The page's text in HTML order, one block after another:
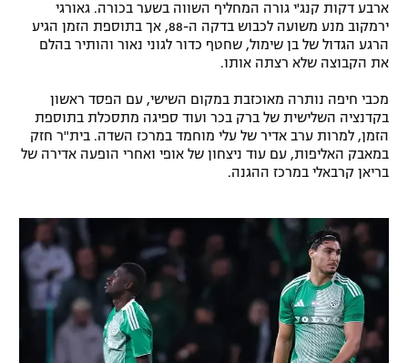
ארבע דקות קנג'י גורה המחליף השווה בשער בכורה. גאורגי
ירמקוב מנע משועה לכבוש בדקה ה-88, אך בתוספת הזמן הגיע
הרגע הגדול של בן שימול, שחטף כדור לגוני נאור והותיר בהלם
את הקבוצה שלא רצתה אותו.
מכבי חיפה נותרה מאוכזבת במקום השישי, עם הפסד ראשון
בקדנציה השלישית של ברק בכר ועוד ספיגה מתסכלת בתוספת
הזמן, למרות ערב אדיר של עלי מוחמד במרכז השדה. בית"ר חזק
במאבק האליפות, עם עוד ניצחון של אופי ואחרי הופעה אדירה של
בריאן קרבאלי במרכז ההגנה.